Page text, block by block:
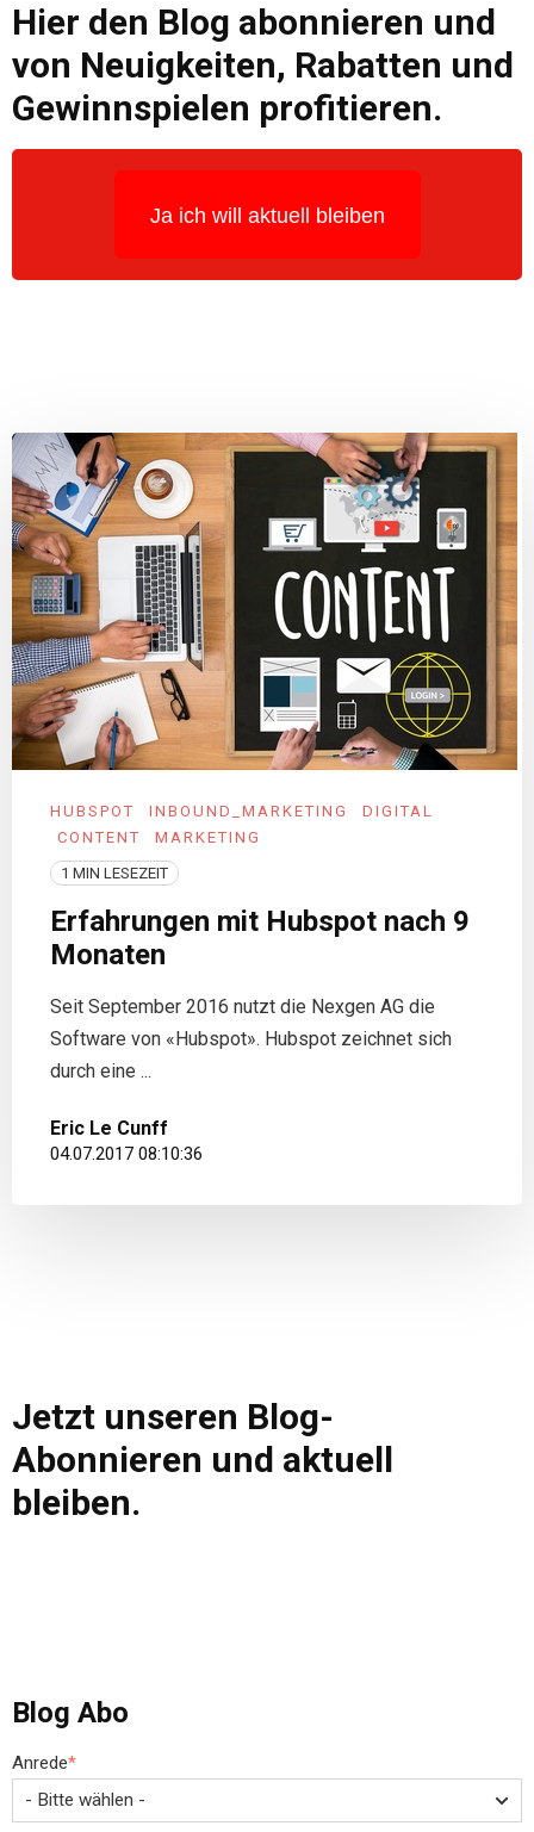
Hier den Blog abonnieren und
von Neuigkeiten, Rabatten und
Gewinnspielen profitieren.
Ja ich will aktuell bleiben
HUBSPOT INBOUND_MARKETING
DIGITAL
CONTENT
MARKETING
1 MIN LESEZEIT
Erfahrungen mit Hubspot nach 9
Monaten
Seit September 2016 nutzt die Nexgen AG die
Software von «Hubspot». Hubspot zeichnet sich
durch eine ...
Eric Le Cunff
04.07.2017 08:10:36
Jetzt unseren Blog-
Abonnieren und aktuell
bleiben.
Blog Abo
Anrede*